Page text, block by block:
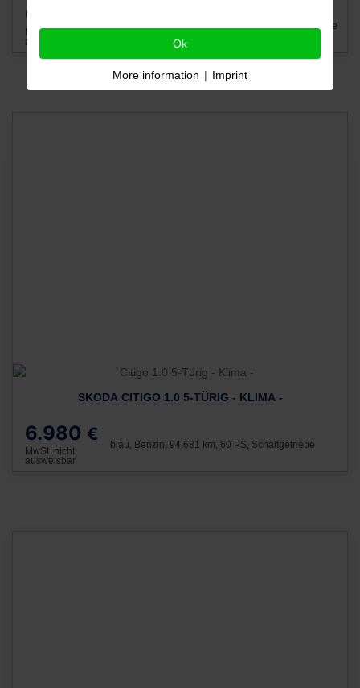
6.980
MwSt. nicht
ausweisbar
schwarz, Benzin, 107.904 km, 71 PS, Schaltgetriebe
SKODA CITIGO 1.0 5-TÜRIG - KLIMA -
6.980 €
MwSt. nicht
ausweisbar
blau, Benzin, 94.681 km, 60 PS, Schaltgetriebe
Ok
More information | Imprint